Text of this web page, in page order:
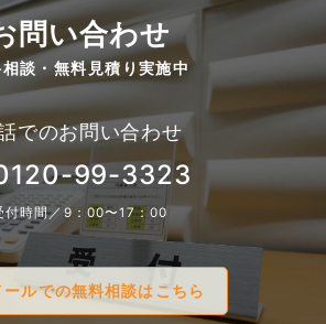
問い合わせ
談・無料見積り実施中
でのお問い合わせ
99-3323
付時間／9：00〜17：00
ールでの無料相談はこちら